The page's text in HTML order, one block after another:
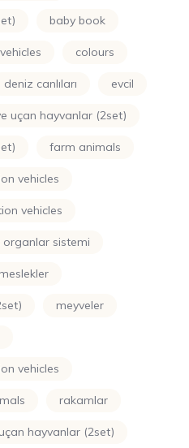
baby book
colours
deniz canlıları evcil
uçan hayvanlar (2set)
farm animals
vehicles
vehicles
organlar sistemi
meyveler
vehicles
rakamlar
hayvanlar (2set)